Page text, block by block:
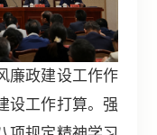
政建设工作作
设工作打算。强